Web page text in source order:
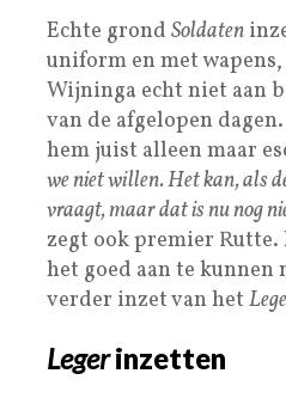
Echte grond Soldaten
uniform en met
Wijninga echt niet aan
van de afgelopen
hem juist alleen maar
we niet willen. Het kan, als
vraagt, maar dat is nu nog
zegt ook premier Rutte.
het goed aan te kunnen
verder inzet van het
Legerinzetten